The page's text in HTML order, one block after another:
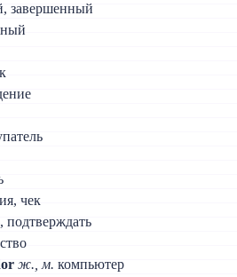
завершенный
чек
подтверждать
ж., м. компьютер